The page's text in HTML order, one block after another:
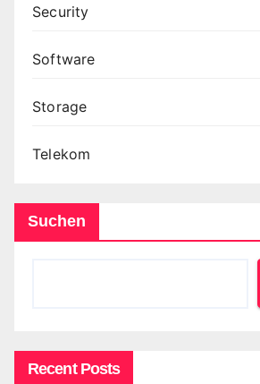
Security
Software
Storage
Telekom
Suchen
Recent Posts